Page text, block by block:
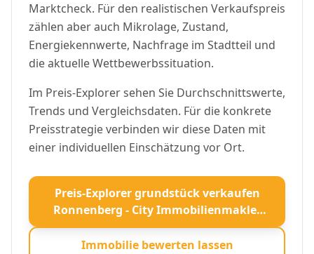
Marktcheck. Für den realistischen Verkaufspreis
zählen aber auch Mikrolage, Zustand,
Energiekennwerte, Nachfrage im Stadtteil und
die aktuelle Wettbewerbssituation.
Im Preis-Explorer sehen Sie Durchschnittswerte,
Trends und Vergleichsdaten. Für die konkrete
Preisstrategie verbinden wir diese Daten mit
einer individuellen Einschätzung vor Ort.
Preis-Explorer grundstück verkaufen
Ronnenberg - City Immobilienmakler
öffnen
Immobilie bewerten lassen